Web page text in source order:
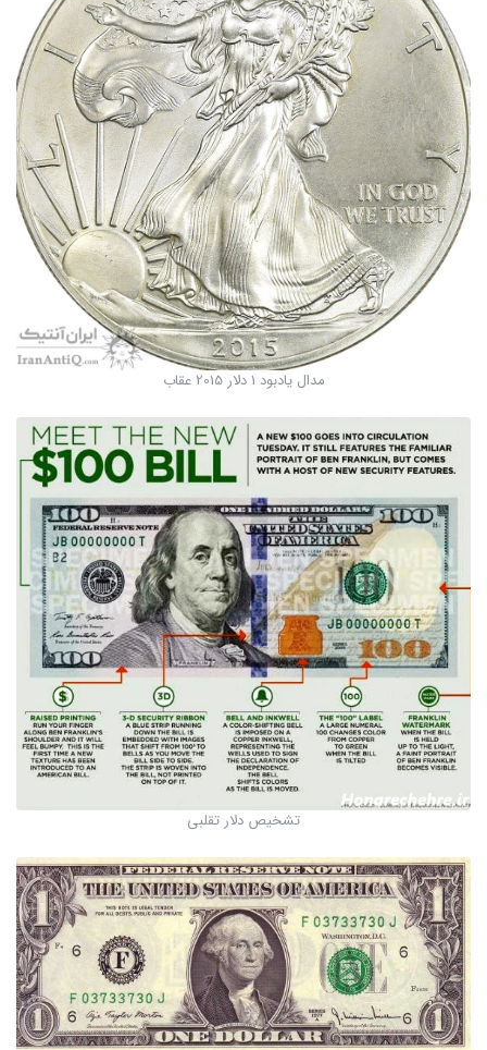
مدال یادبود 1 دلار 2015 عقاب
تشخیص دلار تقلبی